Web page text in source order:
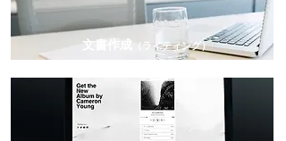
​文書作成 （ライティング）